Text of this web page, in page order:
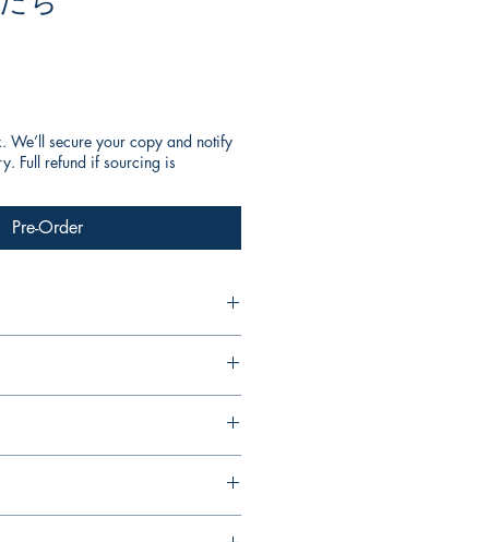
We’ll secure your copy and notify
Full refund if sourcing is
Pre-Order